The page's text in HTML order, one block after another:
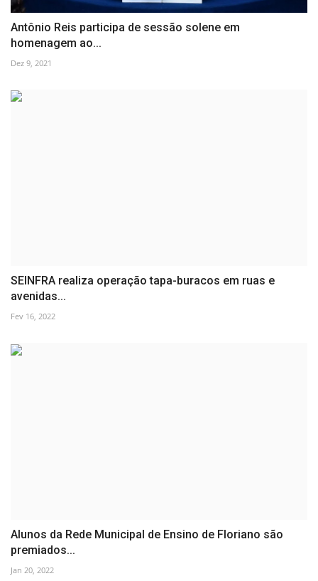
Antônio Reis participa de sessão solene em
homenagem ao...
Dez 9, 2021
SEINFRA realiza operação tapa-buracos em ruas e
avenidas...
Fev 16, 2022
Alunos da Rede Municipal de Ensino de Floriano são
premiados...
Jan 20, 2022